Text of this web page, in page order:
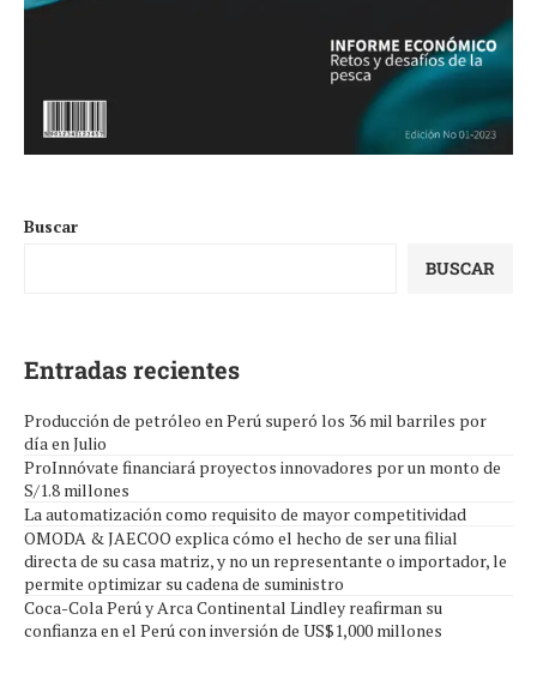
Buscar
BUSCAR
Entradas recientes
Producción de petróleo en Perú superó los 36 mil barriles por
día en Julio
ProInnóvate financiará proyectos innovadores por un monto de
S/1.8 millones
La automatización como requisito de mayor competitividad
OMODA & JAECOO explica cómo el hecho de ser una filial
directa de su casa matriz, y no un representante o importador, le
permite optimizar su cadena de suministro
Coca-Cola Perú y Arca Continental Lindley reafirman su
confianza en el Perú con inversión de US$1,000 millones